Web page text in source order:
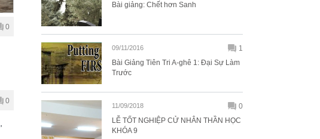
0
0
Bài giảng: Chết hơn Sanh
09/11/2016
1
Bài Giảng Tiên Tri A-ghê 1: Đại Sự Làm
Trước
11/09/2018
0
LỄ TỐT NGHIỆP CỬ NHÂN THẦN HỌC
KHÓA 9